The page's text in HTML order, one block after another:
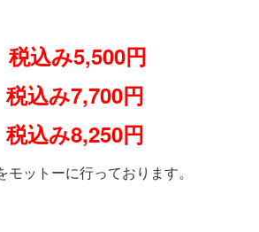
税込み5,500円
税込み7,700円
税込み8,250円
ットーに行っております。